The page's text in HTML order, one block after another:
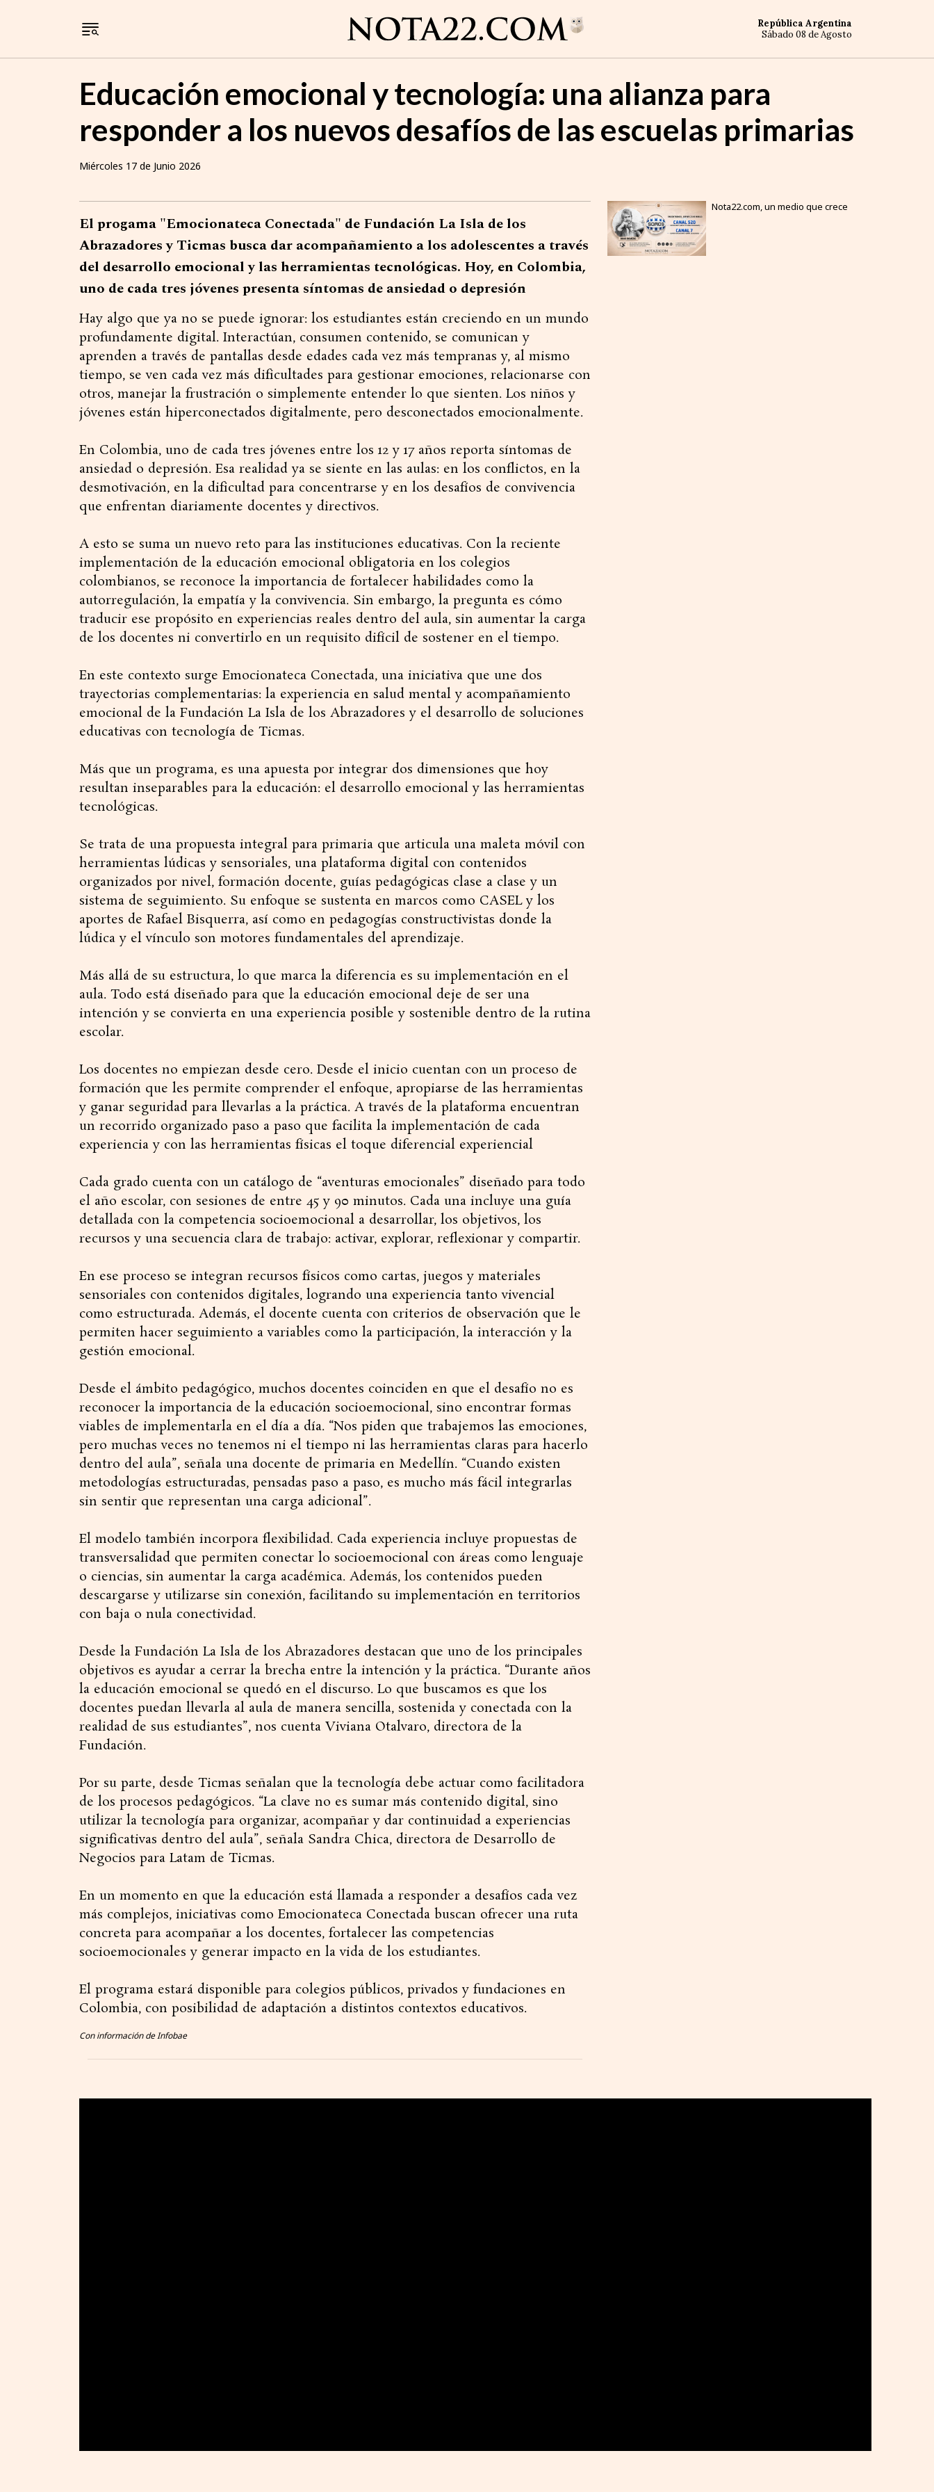
República Argentina
Sábado 08 de Agosto
Educación emocional y tecnología: una alianza para
responder a los nuevos desafíos de las escuelas primarias
Miércoles 17 de Junio 2026
El progama "Emocionateca Conectada" de Fundación La Isla de los
Abrazadores y Ticmas busca dar acompañamiento a los adolescentes a través
del desarrollo emocional y las herramientas tecnológicas. Hoy, en Colombia,
uno de cada tres jóvenes presenta síntomas de ansiedad o depresión
Hay algo que ya no se puede ignorar: los estudiantes están creciendo en un mundo
profundamente digital. Interactúan, consumen contenido, se comunican y
aprenden a través de pantallas desde edades cada vez más tempranas y, al mismo
tiempo, se ven cada vez más dificultades para gestionar emociones, relacionarse con
otros, manejar la frustración o simplemente entender lo que sienten. Los niños y
jóvenes están hiperconectados digitalmente, pero desconectados emocionalmente.
En Colombia, uno de cada tres jóvenes entre los 12 y 17 años reporta síntomas de
ansiedad o depresión. Esa realidad ya se siente en las aulas: en los conflictos, en la
desmotivación, en la dificultad para concentrarse y en los desafíos de convivencia
que enfrentan diariamente docentes y directivos.
A esto se suma un nuevo reto para las instituciones educativas. Con la reciente
implementación de la educación emocional obligatoria en los colegios
colombianos, se reconoce la importancia de fortalecer habilidades como la
autorregulación, la empatía y la convivencia. Sin embargo, la pregunta es cómo
traducir ese propósito en experiencias reales dentro del aula, sin aumentar la carga
de los docentes ni convertirlo en un requisito difícil de sostener en el tiempo.
En este contexto surge Emocionateca Conectada, una iniciativa que une dos
trayectorias complementarias: la experiencia en salud mental y acompañamiento
emocional de la Fundación La Isla de los Abrazadores y el desarrollo de soluciones
educativas con tecnología de Ticmas.
Más que un programa, es una apuesta por integrar dos dimensiones que hoy
resultan inseparables para la educación: el desarrollo emocional y las herramientas
tecnológicas.
Se trata de una propuesta integral para primaria que articula una maleta móvil con
herramientas lúdicas y sensoriales, una plataforma digital con contenidos
organizados por nivel, formación docente, guías pedagógicas clase a clase y un
sistema de seguimiento. Su enfoque se sustenta en marcos como CASEL y los
aportes de Rafael Bisquerra, así como en pedagogías constructivistas donde la
lúdica y el vínculo son motores fundamentales del aprendizaje.
Más allá de su estructura, lo que marca la diferencia es su implementación en el
aula. Todo está diseñado para que la educación emocional deje de ser una
intención y se convierta en una experiencia posible y sostenible dentro de la rutina
escolar.
Los docentes no empiezan desde cero. Desde el inicio cuentan con un proceso de
formación que les permite comprender el enfoque, apropiarse de las herramientas
y ganar seguridad para llevarlas a la práctica. A través de la plataforma encuentran
un recorrido organizado paso a paso que facilita la implementación de cada
experiencia y con las herramientas físicas el toque diferencial experiencial
Cada grado cuenta con un catálogo de “aventuras emocionales” diseñado para todo
el año escolar, con sesiones de entre 45 y 90 minutos. Cada una incluye una guía
detallada con la competencia socioemocional a desarrollar, los objetivos, los
recursos y una secuencia clara de trabajo: activar, explorar, reflexionar y compartir.
En ese proceso se integran recursos físicos como cartas, juegos y materiales
sensoriales con contenidos digitales, logrando una experiencia tanto vivencial
como estructurada. Además, el docente cuenta con criterios de observación que le
permiten hacer seguimiento a variables como la participación, la interacción y la
gestión emocional.
Desde el ámbito pedagógico, muchos docentes coinciden en que el desafío no es
reconocer la importancia de la educación socioemocional, sino encontrar formas
viables de implementarla en el día a día. “Nos piden que trabajemos las emociones,
pero muchas veces no tenemos ni el tiempo ni las herramientas claras para hacerlo
dentro del aula”, señala una docente de primaria en Medellín. “Cuando existen
metodologías estructuradas, pensadas paso a paso, es mucho más fácil integrarlas
sin sentir que representan una carga adicional”.
El modelo también incorpora flexibilidad. Cada experiencia incluye propuestas de
transversalidad que permiten conectar lo socioemocional con áreas como lenguaje
o ciencias, sin aumentar la carga académica. Además, los contenidos pueden
descargarse y utilizarse sin conexión, facilitando su implementación en territorios
con baja o nula conectividad.
Desde la Fundación La Isla de los Abrazadores destacan que uno de los principales
objetivos es ayudar a cerrar la brecha entre la intención y la práctica. “Durante años
la educación emocional se quedó en el discurso. Lo que buscamos es que los
docentes puedan llevarla al aula de manera sencilla, sostenida y conectada con la
realidad de sus estudiantes”, nos cuenta Viviana Otalvaro, directora de la
Fundación.
Por su parte, desde Ticmas señalan que la tecnología debe actuar como facilitadora
de los procesos pedagógicos. “La clave no es sumar más contenido digital, sino
utilizar la tecnología para organizar, acompañar y dar continuidad a experiencias
significativas dentro del aula”, señala Sandra Chica, directora de Desarrollo de
Negocios para Latam de Ticmas.
En un momento en que la educación está llamada a responder a desafíos cada vez
más complejos, iniciativas como Emocionateca Conectada buscan ofrecer una ruta
concreta para acompañar a los docentes, fortalecer las competencias
socioemocionales y generar impacto en la vida de los estudiantes.
El programa estará disponible para colegios públicos, privados y fundaciones en
Colombia, con posibilidad de adaptación a distintos contextos educativos.
Con información de Infobae
Nota22.com, un medio que crece